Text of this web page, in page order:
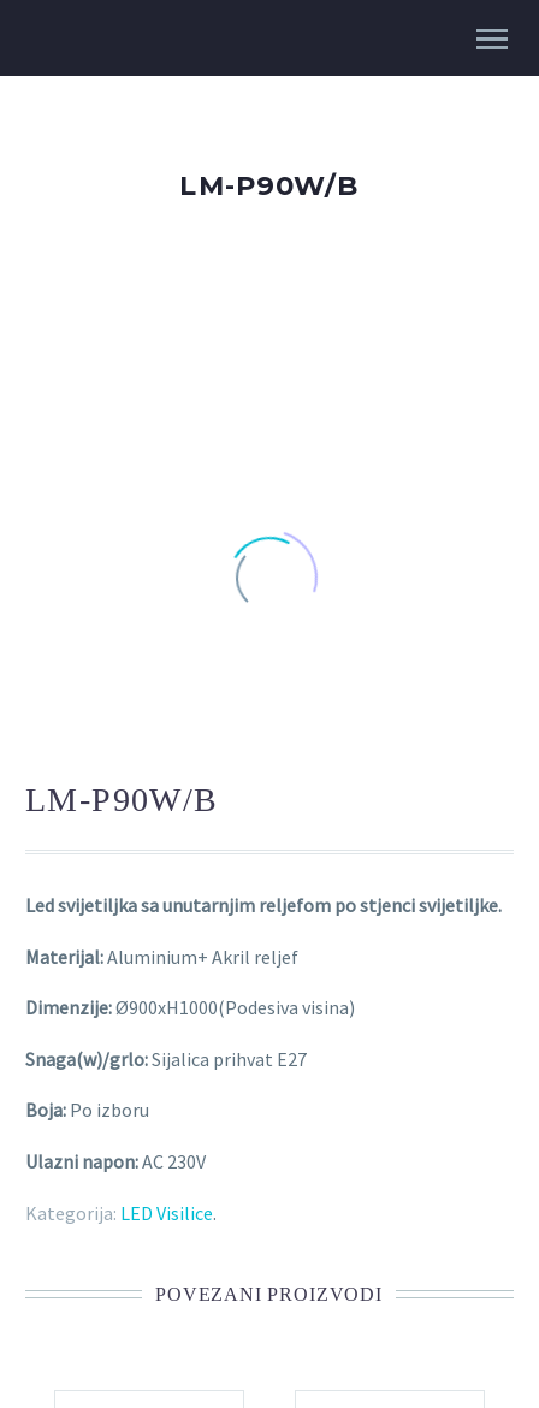
LM-P90W/B
LM-P90W/B
Led svijetiljka sa unutarnjim reljefom po stjenci svijetiljke.
Materijal:Aluminium+ Akril reljef
Dimenzije:Ø900xH1000(Podesiva visina)
Snaga(w)/grlo:Sijalica prihvat E27
Boja: Po izboru
Ulazni napon:AC 230V
Kategorija: LED Visilice.
POVEZANI PROIZVODI